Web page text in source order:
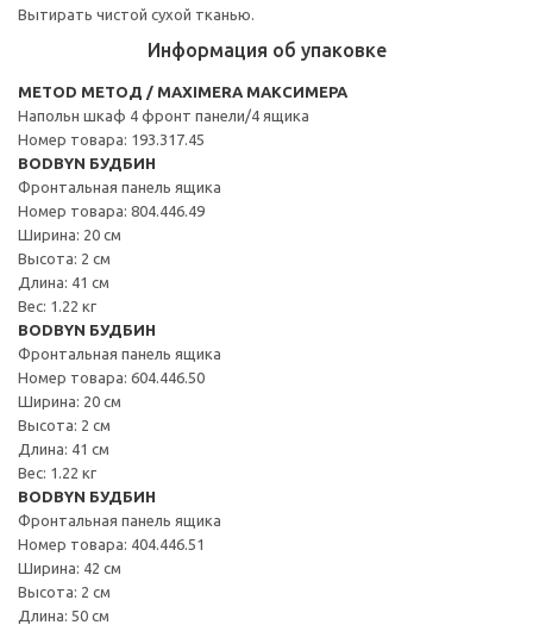
Вытирать чистой сухой тканью.
Информация об упаковке
METOD МЕТОД / MAXIMERA МАКСИМЕРА
Напольн шкаф 4 фронт панели/4 ящика
Номер товара: 193.317.45
BODBYN БУДБИН
Фронтальная панель ящика
Номер товара: 804.446.49
Ширина: 20 см
Высота: 2 см
Длина: 41 см
Вес: 1.22 кг
BODBYN БУДБИН
Фронтальная панель ящика
Номер товара: 604.446.50
Ширина: 20 см
Высота: 2 см
Длина: 41 см
Вес: 1.22 кг
BODBYN БУДБИН
Фронтальная панель ящика
Номер товара: 404.446.51
Ширина: 42 см
Высота: 2 см
Длина: 50 см